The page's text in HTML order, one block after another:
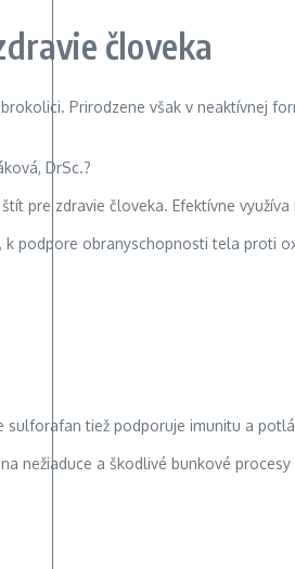
človeka
Prirodzene však v neaktívnej
DrSc.?
pre zdravie človeka. Efektívne
podpore obranyschopnosti tela proti
sulforafan tiež podporuje imunitu a
nežiaduce a škodlivé bunkové